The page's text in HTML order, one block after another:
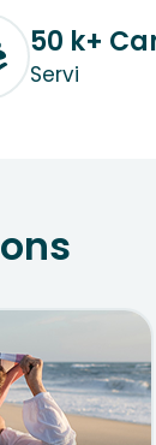
50 k+
Servi